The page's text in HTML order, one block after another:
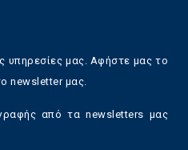
υπηρεσίες μας. Αφήστε μας το
newsletter μας.
από τα newsletters μας